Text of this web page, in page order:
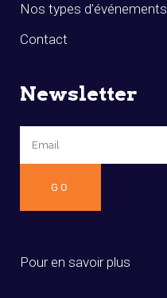
Nos types d’événements
Contact
Newsletter
Pour en savoir plus